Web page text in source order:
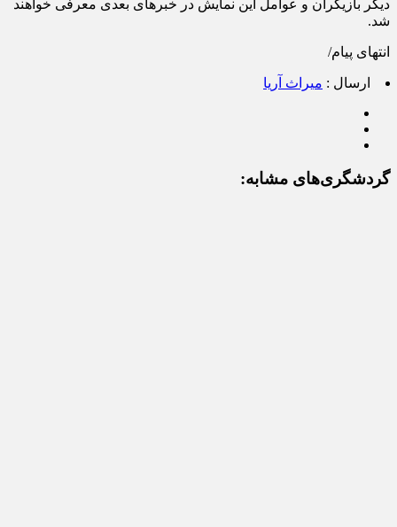
دیگر بازیگران و عوامل این نمایش در خبرهای بعدی معرفی خواهند
شد.
انتهای پیام/
ارسال : میراث آریا
گردشگری‌های مشابه: